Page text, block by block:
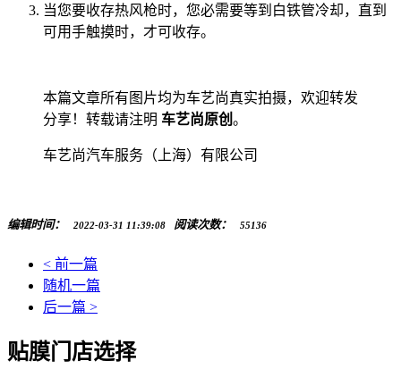
当您要收存热风枪时，您必需要等到白铁管冷却，直到
可用手触摸时，才可收存。
本篇文章所有图片均为车艺尚真实拍摄，欢迎转发
分享！转载请注明 车艺尚原创 。
车艺尚汽车服务（上海）有限公司
编辑时间： 2022-03-31 11:39:08 阅读次数： 55136
< 前一篇
随机一篇
后一篇 >
贴膜门店选择